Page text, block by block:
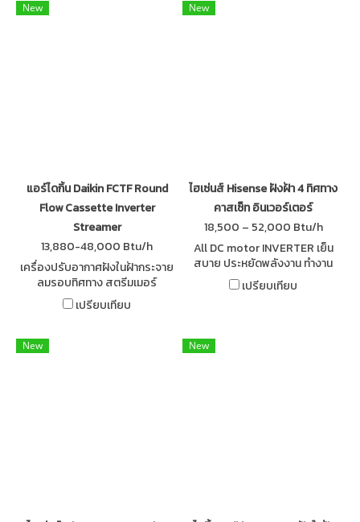
New
แอร์ไดกิ้น Daikin FCTF Round
Flow Cassette Inverter
Streamer
13,880-48,000 Btu/h
เครื่องปรับอากาศฝังในฝ้ากระจาย
ลมรอบทิศทาง สตรีมเมอร์
ประหยัดไฟเบอร์ 5 ประหยัด
พลังงานด้วยระบบอินเวอร์เตอร์
เปรียบเทียบ
New
ไฮเซ่นส์ Hisense ฝังฝ้า 4 ทิศทาง
คาสเซ็ท อินเวอร์เตอร์
18,500 – 52,000 Btu/h
All DC motor INVERTER เย็น
สบาย ประหยัดพลังงาน ทำงาน
เงียบ รับประกันคอมเพรสเซอร์
นาน 12 ปี ทำความเย็นได้แม้ที่ๆ
เปรียบเทียบ
New New